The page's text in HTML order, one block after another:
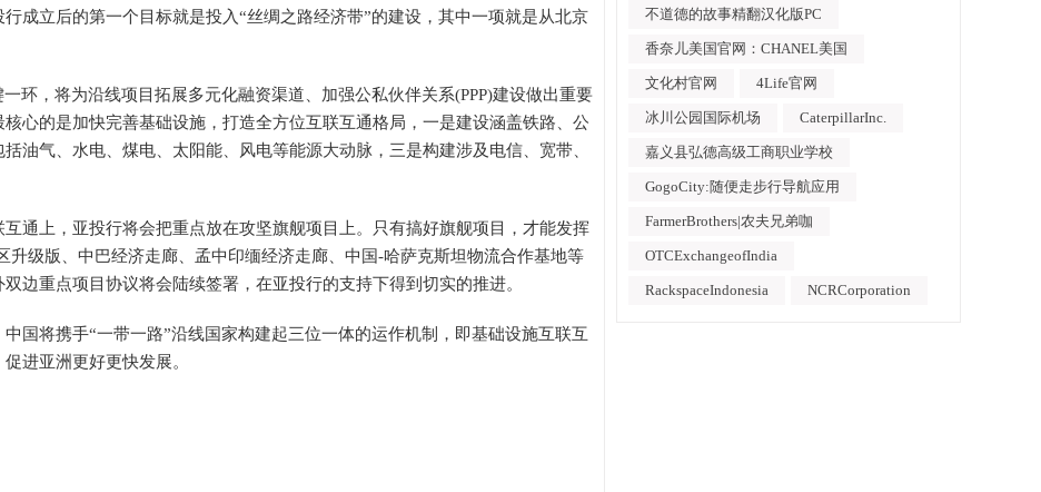
成立后的第一个目标就是投入“丝绸之路经济带”的建设，其中一项就是从北京
，将为沿线项目拓展多元化融资渠道、加强公私伙伴关系(PPP)建设做出重要
心的是加快完善基础设施，打造全方位互联互通格局，一是建设涵盖铁路、公
油气、水电、煤电、太阳能、风电等能源大动脉，三是构建涉及电信、宽带、
上，亚投行将会把重点放在攻坚旗舰项目上。只有搞好旗舰项目，才能发挥
级版、中巴经济走廊、孟中印缅经济走廊、中国-哈萨克斯坦物流合作基地等
边重点项目协议将会陆续签署，在亚投行的支持下得到切实的推进。
将携手“一带一路”沿线国家构建起三位一体的运作机制，即基础设施互联互
进亚洲更好更快发展。
不道德的故事精翻汉化版PC
香奈儿美国官网：CHANEL美国
文化村官网 4Life官网
冰川公园国际机场 CaterpillarInc.
嘉义县弘德高级工商职业学校
GogoCity:随便走步行导航应用
FarmerBrothers|农夫兄弟咖
OTCExchangeofIndia
RackspaceIndonesia NCRCorporation